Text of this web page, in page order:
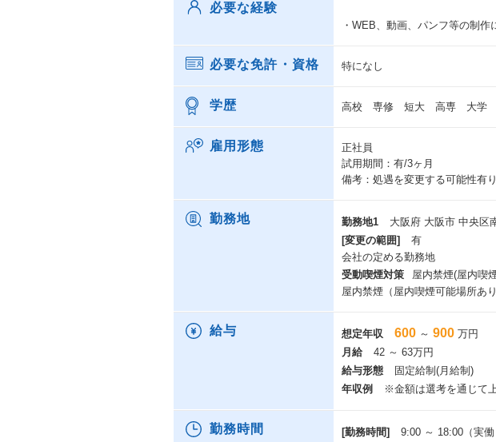
必要な経験
・WEB、動画、パンフ等の制作
必要な免許・資格 特になし
学歴 高校 専修 短大 高専 大学
雇用形態
正社員
試用期間：有/3ヶ月
備考：処遇を変更する可能性有り
勤務地 勤務地1
大阪府 大阪市 中央区
[変更の範囲]
有
会社の定める勤務地
受動喫煙対策
屋内禁煙(屋内喫
屋内禁煙（屋内喫煙可能場所あり
給与 想定年収 600 ～ 900 万円
月給
42 ～ 63万円
給与形態
固定給制(月給制)
年収例
※金額は選考を通じて
勤務時間 [勤務時間]
9:00 ～ 18:00（実